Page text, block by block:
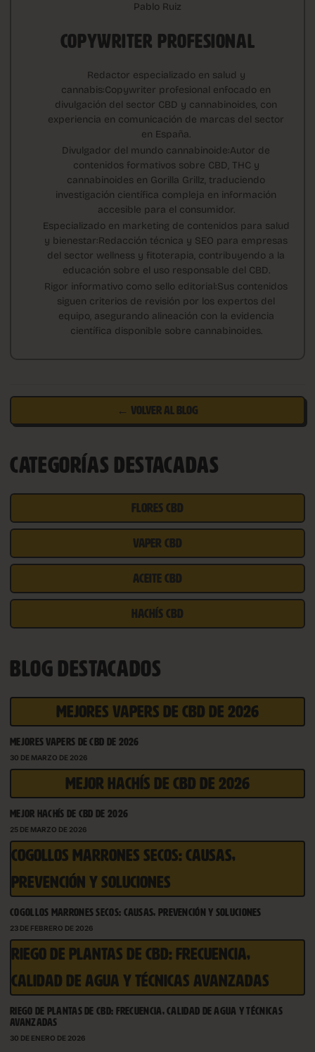
Pablo Ruiz
COPYWRITER PROFESIONAL
Redactor especializado en salud y
cannabis:Copywriter profesional enfocado en
divulgación del sector CBD y cannabinoides, con
experiencia en comunicación de marcas del sector
en España.
Divulgador del mundo cannabinoide:Autor de
contenidos formativos sobre CBD, THC y
cannabinoides en Gorilla Grillz, traduciendo
investigación científica compleja en información
accesible para el consumidor.
Especializado en marketing de contenidos para salud
y bienestar:Redacción técnica y SEO para empresas
del sector wellness y fitoterapia, contribuyendo a la
educación sobre el uso responsable del CBD.
Rigor informativo como sello editorial:Sus contenidos
siguen criterios de revisión por los expertos del
equipo, asegurando alineación con la evidencia
científica disponible sobre cannabinoides.
← VOLVER AL BLOG
CATEGORÍAS DESTACADAS
FLORES CBD
VAPER CBD
ACEITE CBD
HACHÍS CBD
BLOG DESTACADOS
MEJORES VAPERS DE CBD DE 2026
MEJORES VAPERS DE CBD DE 2026
30 DE MARZO DE 2026
MEJOR HACHÍS DE CBD DE 2026
MEJOR HACHÍS DE CBD DE 2026
25 DE MARZO DE 2026
COGOLLOS MARRONES SECOS: CAUSAS,
PREVENCIÓN Y SOLUCIONES
COGOLLOS MARRONES SECOS: CAUSAS, PREVENCIÓN Y SOLUCIONES
23 DE FEBRERO DE 2026
RIEGO DE PLANTAS DE CBD: FRECUENCIA,
CALIDAD DE AGUA Y TÉCNICAS AVANZADAS
RIEGO DE PLANTAS DE CBD: FRECUENCIA, CALIDAD DE AGUA Y TÉCNICAS
AVANZADAS
30 DE ENERO DE 2026